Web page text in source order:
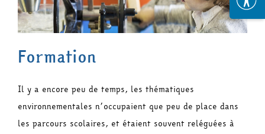
Formation
Il y a encore peu de temps, les thématiques
environnementales n’occupaient que peu de place dans
les parcours scolaires, et étaient souvent reléguées à